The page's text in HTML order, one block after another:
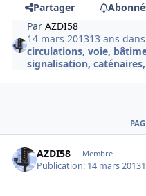
Partager
ParAZDI58
14 mars 201313 ans
circulations, voie,
signalisation,
AZDI58 Membre
Publication: 14 mars 2013